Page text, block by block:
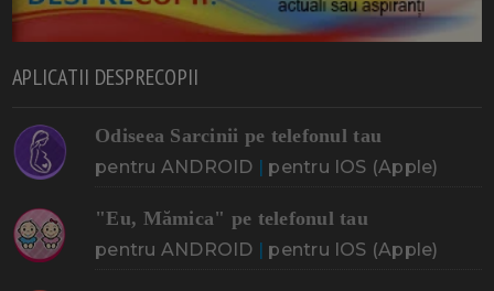
APLICATII DESPRECOPII
Odiseea Sarcinii pe telefonul tau
pentru ANDROID | pentru IOS (Apple)
"Eu, Mămica" pe telefonul tau
pentru ANDROID | pentru IOS (Apple)